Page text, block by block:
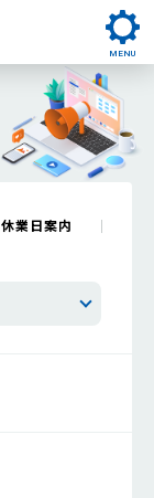
MENU
休業日案内